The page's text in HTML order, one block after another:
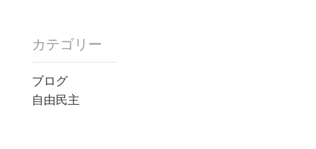
カテゴリー
ブログ
自由民主